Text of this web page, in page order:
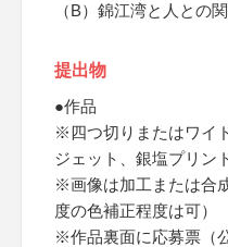
（B）錦江湾と人との
提出物
●作品
※四つ切りまたはワイ
ジェット、銀塩プリン
※画像は加工または合
度の色補正程度は可）
※作品裏面に応募票（